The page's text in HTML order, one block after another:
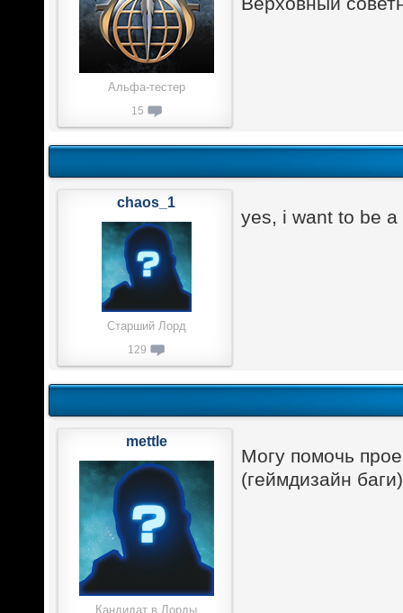
Альфа-тестер
15
yes, i want to be
chaos_1
Старший Лорд
129
Могу помочь
(геймдизайн баги)
mettle
Кандидат в Лорды